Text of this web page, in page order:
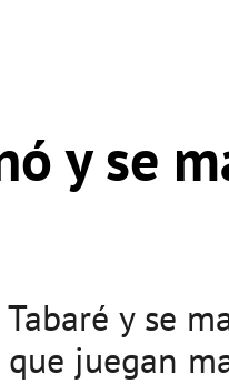
y se
y se
juegan